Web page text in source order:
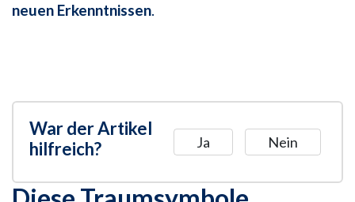
neuen Erkenntnissen.
War der Artikel
hilfreich?
Ja Nein